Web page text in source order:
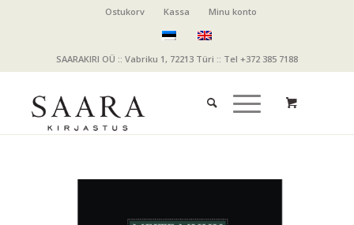
Ostukorv Kassa Minu konto
SAARAKIRI OÜ :: Vabriku 1, 72213 Türi :: Tel +372 385 7188